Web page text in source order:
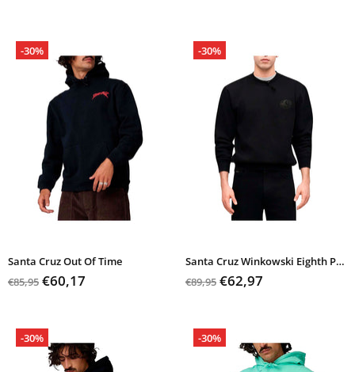
-30%
Santa Cruz Out Of Time
€85,95 €60,17
-30%
Santa Cruz Winkowski Eighth Planet
€89,95 €62,97
-30% -30%